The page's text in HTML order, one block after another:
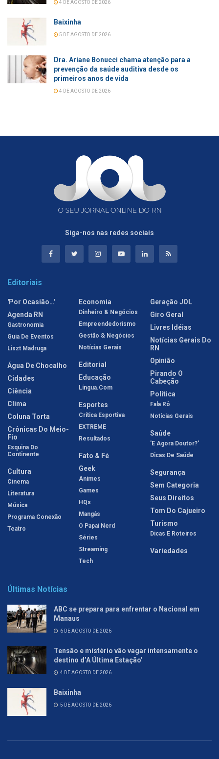
4 DE AGOSTO DE 2026
Baixinha
5 DE AGOSTO DE 2026
Dra. Ariane Bonucci chama atenção para a
prevenção da saúde auditiva desde os
primeiros anos de vida
4 DE AGOSTO DE 2026
Siga-nos nas redes sociais
Editoriais
'Por Ocasião…'
Agenda RN
Gastronomia
Guia De Eventos
Liszt Madruga
Água De Chocalho
Cidades
Ciência
Clima
Coluna Torta
Crônicas Do Meio-
Fio
Esquina Do
Continente
Cultura
Cinema
Literatura
Música
Programa Conexão
Teatro
Economia
Dinheiro & Negócios
Empreendedorismo
Gestão & Negócios
Notícias Gerais
Editorial
Educação
Língua.com
Esportes
Crítica Esportiva
EXTREME
Resultados
Fato & Fé
Geek
Animes
Games
HQs
Mangás
O Papai Nerd
Séries
Streaming
Tech
Geração JOL
Giro Geral
Livres Idéias
Notícias Gerais Do
RN
Opinião
Pirando O
Cabeção
Política
Fala Rô
Notícias Gerais
Saúde
'E Agora Doutor?'
Dicas De Saúde
Segurança
Sem Categoria
Seus Direitos
Tom Do Cajueiro
Turismo
Dicas E Roteiros
Variedades
Últimas Notícias
ABC se prepara para enfrentar o Nacional em
Manaus
6 DE AGOSTO DE 2026
Tensão e mistério vão vagar intensamente o
destino d’A Última Estação’
4 DE AGOSTO DE 2026
Baixinha
5 DE AGOSTO DE 2026